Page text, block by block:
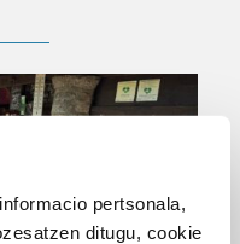
pertsonala,
ditugu, cookie